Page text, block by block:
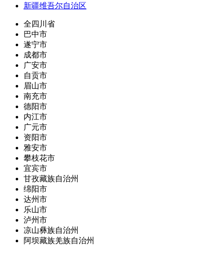
新疆维吾尔自治区
全四川省
巴中市
遂宁市
成都市
广安市
自贡市
眉山市
南充市
德阳市
内江市
广元市
资阳市
雅安市
攀枝花市
宜宾市
甘孜藏族自治州
绵阳市
达州市
乐山市
泸州市
凉山彝族自治州
阿坝藏族羌族自治州